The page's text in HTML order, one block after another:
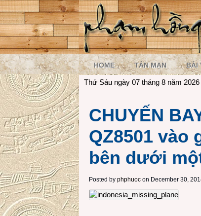
HOME TẢN MẠN BÀI
Thứ Sáu ngày 07 tháng 8 năm 2026
CHUYẾN
QZ8501 vào
bên dưới
Posted by phphuoc on December 30,